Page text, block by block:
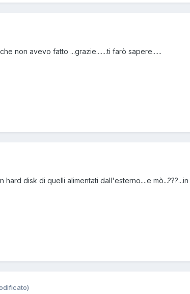
non avevo fatto ...grazie.......ti farò sapere......
hard disk di quelli alimentati dall'esterno....e